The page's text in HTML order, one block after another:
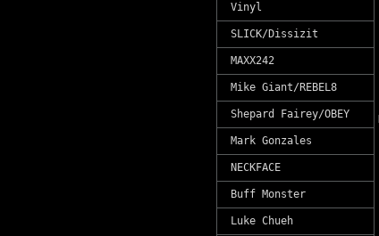
Vinyl
SLICK/Dissizit
MAXX242
Mike Giant/REBEL8
Shepard Fairey/OBEY
Mark Gonzales
NECKFACE
Buff Monster
Luke Chueh